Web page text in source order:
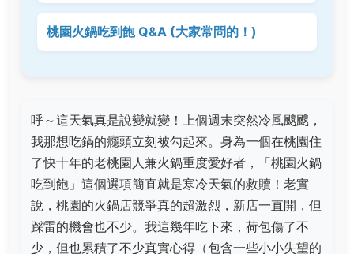
桃園火鍋吃到飽 Q&A (大家常問的！)
呼～這天氣真是說變就變！上個週末突然冷風颼颼，
我那想吃鍋的癮頭立刻被勾起來。身為一個在桃園住
了快十年的老桃園人兼火鍋重度愛好者，「桃園火鍋
吃到飽」這個選項簡直就是寒冷天氣的救贖！老實
說，桃園的火鍋店競爭真的超激烈，新店一直開，但
踩雷的機會也不少。我這幾年吃下來，荷包傷了不
少，但也累積了不少真實心得（包含一些小小失望的